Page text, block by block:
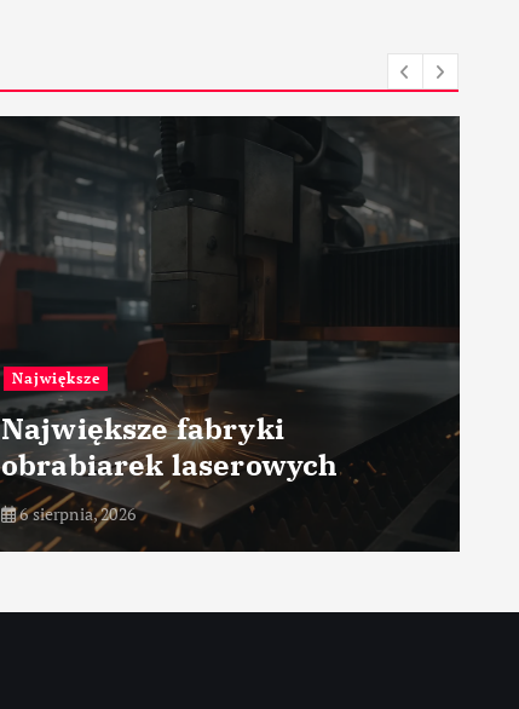
Największe
Największe fabryki
obrabiarek laserowych
6 sierpnia, 2026